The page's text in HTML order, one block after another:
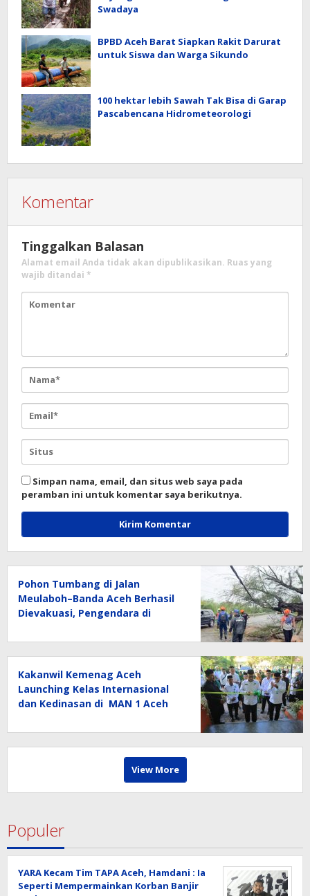
Swadaya
BPBD Aceh Barat Siapkan Rakit Darurat
untuk Siswa dan Warga Sikundo
100 hektar lebih Sawah Tak Bisa di Garap
Pascabencana Hidrometeorologi
Komentar
Tinggalkan Balasan
Alamat email Anda tidak akan dipublikasikan. Ruas yang
wajib ditandai *
Simpan nama, email, dan situs web saya pada
peramban ini untuk komentar saya berikutnya.
Pohon Tumbang di Jalan
Meulaboh–Banda Aceh Berhasil
Dievakuasi, Pengendara di
Kakanwil Kemenag Aceh
Launching Kelas Internasional
dan Kedinasan di MAN 1 Aceh
View More
Populer
YARA Kecam Tim TAPA Aceh, Hamdani : Ia
Seperti Mempermainkan Korban Banjir